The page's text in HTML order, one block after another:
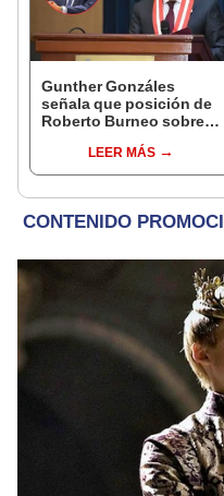
Gunther Gonzáles
señala que posición de
Roberto Burneo sobre
Aliaga no representan al
JNE
LEER MÁS